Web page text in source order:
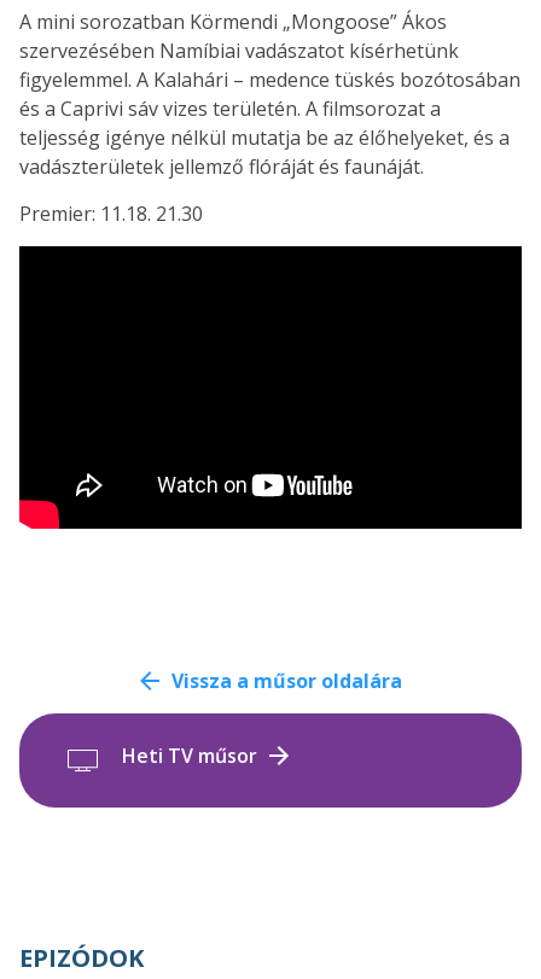
A mini sorozatban Körmendi „Mongoose” Ákos
szervezésében Namíbiai vadászatot kísérhetünk
figyelemmel. A Kalahári – medence tüskés bozótosában
és a Caprivi sáv vizes területén. A filmsorozat a
teljesség igénye nélkül mutatja be az élőhelyeket, és a
vadászterületek jellemző flóráját és faunáját.
Premier: 11.18. 21.30
Vissza a műsor oldalára
Heti TV műsor
EPIZÓDOK